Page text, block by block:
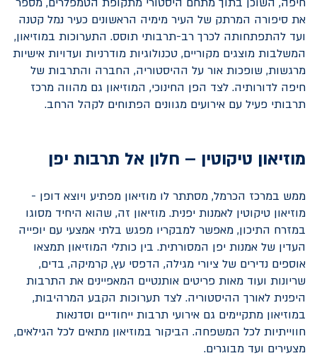
חיפה, השוכן בתוך מתחם היסטורי מתקופת הטמפלרים, מספר
את סיפורה המרתק של העיר מימיה הראשונים כעיר נמל קטנה
ועד להתפתחותה לכרך רב-תרבותי תוסס. התערוכות במוזיאון,
המשלבות מוצגים מקוריים, טכנולוגיות מודרניות ועדויות אישיות
מרגשות, שופכות אור על ההיסטוריה, החברה והתרבות של
חיפה לדורותיה. לצד הפן החינוכי, המוזיאון גם מהווה מרכז
תרבותי פעיל עם אירועים מגוונים הפתוחים לקהל הרחב.
מוזיאון טיקוטין – חלון אל תרבות יפן
ממש במרכז הכרמל, מסתתר לו מוזיאון מפתיע ויוצא דופן -
מוזיאון טיקוטין לאמנות יפנית. מוזיאון זה, שהוא היחיד מסוגו
במזרח התיכון, מאפשר למבקריו מפגש בלתי אמצעי עם יופייה
העדין של אמנות יפן המסורתית. בין כותלי המוזיאון תמצאו
אוספים נדירים של ציורי מגילה, הדפסי עץ, קרמיקה, בדים,
שריונות ועוד מאות פריטים אותנטיים המאפיינים את התרבות
היפנית לאורך ההיסטוריה. לצד תערוכות הקבע המרהיבות,
במוזיאון מתקיימים גם אירועי תרבות ייחודיים וסדנאות
חווייתיות לכל המשפחה. הביקור במוזיאון מתאים לכל הגילאים,
מצעירים ועד מבוגרים.